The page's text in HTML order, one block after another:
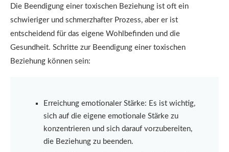
Die Beendigung einer toxischen Beziehung ist oft ein
schwieriger und schmerzhafter Prozess, aber er ist
entscheidend für das eigene Wohlbefinden und die
Gesundheit. Schritte zur Beendigung einer toxischen
Beziehung können sein:
Erreichung emotionaler Stärke: Es ist wichtig,
sich auf die eigene emotionale Stärke zu
konzentrieren und sich darauf vorzubereiten,
die Beziehung zu beenden.